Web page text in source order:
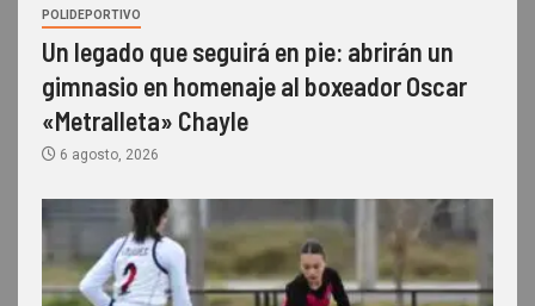
POLIDEPORTIVO
Un legado que seguirá en pie: abrirán un
gimnasio en homenaje al boxeador Oscar
«Metralleta» Chayle
6 agosto, 2026